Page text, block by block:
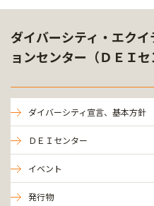
ダイバーシティ・エク
ョンセンター（ＤＥＩセ
ダイバーシティ宣言、基本方針
ＤＥＩセンター
イベント
発行物